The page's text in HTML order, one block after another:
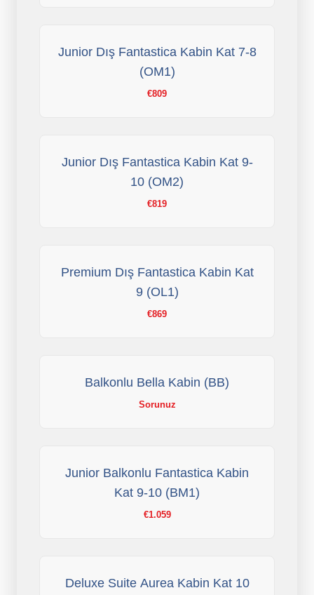
Junior Dış Fantastica Kabin Kat 7-8
(OM1)
€809
Junior Dış Fantastica Kabin Kat 9-
10 (OM2)
€819
Premium Dış Fantastica Kabin Kat
9 (OL1)
€869
Balkonlu Bella Kabin (BB)
Sorunuz
Junior Balkonlu Fantastica Kabin
Kat 9-10 (BM1)
€1.059
Deluxe Suite Aurea Kabin Kat 10